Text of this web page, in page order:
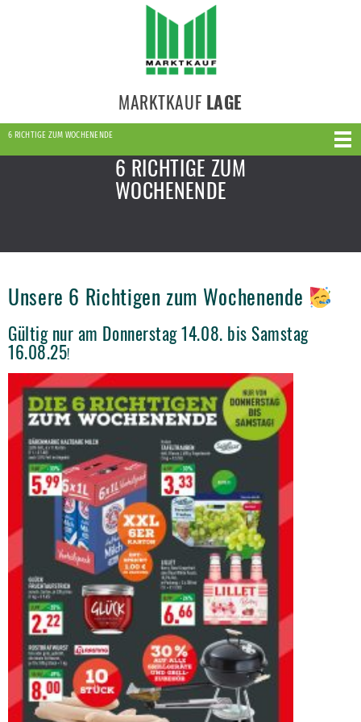
MARKTKAUF LAGE
6 RICHTIGE ZUM WOCHENENDE
6 RICHTIGE ZUM
WOCHENENDE
Unsere 6 Richtigen zum Wochenende
Gültig nur am Donnerstag 14.08. bis Samstag
16.08.25!